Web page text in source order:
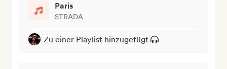
Paris
STRADA
Zu einer Playlist hinzugefügt